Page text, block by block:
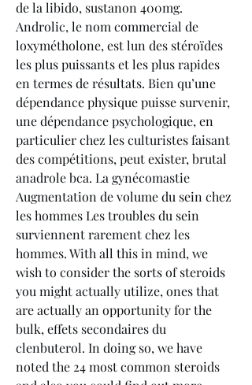
de la libido, sustanon 400mg.
Androlic, le nom commercial de
loxymétholone, est lun des stéroïdes
les plus puissants et les plus rapides
en termes de résultats. Bien qu’une
dépendance physique puisse survenir,
une dépendance psychologique, en
particulier chez les culturistes faisant
des compétitions, peut exister, brutal
anadrole bca. La gynécomastie
Augmentation de volume du sein chez
les hommes Les troubles du sein
surviennent rarement chez les
hommes. With all this in mind, we
wish to consider the sorts of steroids
you might actually utilize, ones that
are actually an opportunity for the
bulk, effets secondaires du
clenbuterol. In doing so, we have
noted the 24 most common steroids